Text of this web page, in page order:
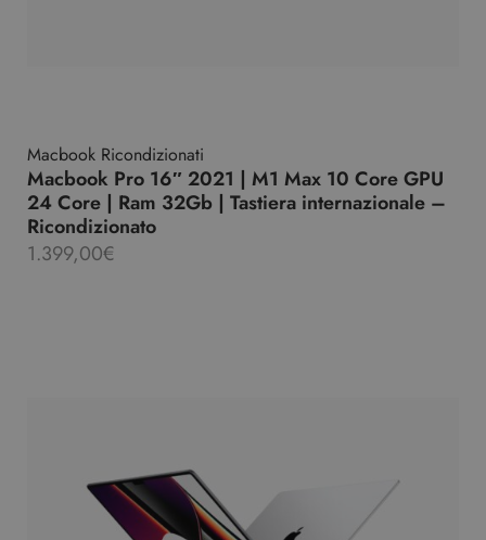
Macbook Ricondizionati
Macbook Pro 16″ 2021 | M1 Max 10 Core GPU
24 Core | Ram 32Gb | Tastiera internazionale –
Ricondizionato
1.399,00€